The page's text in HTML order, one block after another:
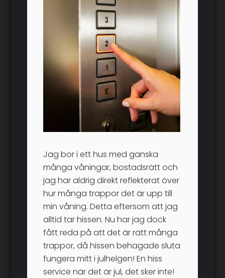
Jag bor i ett hus med ganska
många våningar, bostadsrätt och
jag har aldrig direkt reflekterat över
hur många trappor det är upp till
min våning. Detta eftersom att jag
alltid tar hissen. Nu har jag dock
fått reda på att det är rätt många
trappor, då hissen behagade sluta
fungera mitt i julhelgen! En hiss
service när det är jul, det sker inte!